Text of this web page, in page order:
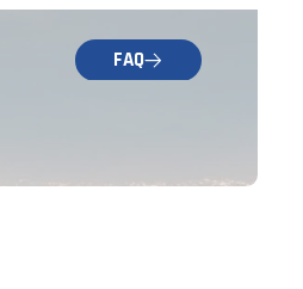
FAQ